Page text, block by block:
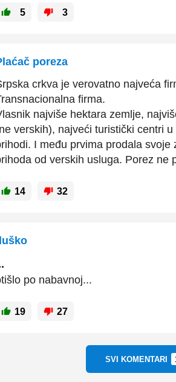
5 3
poreza
crkva je verovatno najveća
firma.
najviše hektara zemlje,
verskih), najveći turistički centri
I među prvima prodala
od verskih usluga. Porez ne
14 32
po nabavnoj...
19 27
SVI KOMENTARI